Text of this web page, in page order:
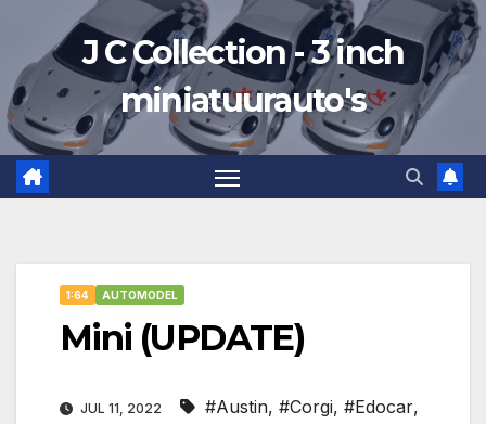
de
inhoud
J C Collection - 3 inch
miniatuurauto's
1:64 AUTOMODEL
Mini (UPDATE)
JUL 11, 2022 #Austin, #Corgi, #Edocar,